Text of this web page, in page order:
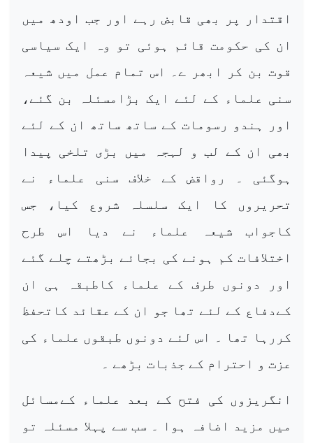
اقتدار پر بھی قابض رہے اور جب اودھ میں
ان کی حکومت قائم ہوئی تو وہ ایک سیاسی
قوت بن کر ابھر ے۔ اس تمام عمل میں شیعہ
سنی علماء کے لئے ایک بڑامسئلہ بن گئے،
اور ہندو رسومات کے ساتھ ساتھ ان کے لئے
بھی ان کے لب و لہجہ میں بڑی تلخی پیدا
ہوگئی ۔ رواقض کے خلاف سنی علماء نے
تحریروں کا ایک سلسلہ شروع کیا، جس
کاجواب شیعہ علماء نے دیا اس طرح
اختلافات کم ہونے کی بجائے بڑھتے چلے گئے
اور دونوں طرف کے علماء کاطبقہ ہی ان
کےدفاع کے لئے تھا جو ان کے عقائد کاتحفظ
کررہا تھا ۔ اس لئے دونوں طبقوں علماء کی
عزت و احترام کے جذبات بڑھے ۔
انگریزوں کی فتح کے بعد علماء کےمسائل
میں مزید اضافہ ہوا ۔ سب سے پہلا مسئلہ تو